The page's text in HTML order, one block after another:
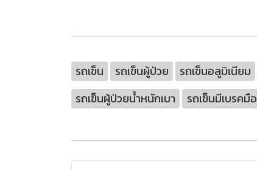
รถเข็น รถเข็นผู้ป่วย รถเข็นอลูมิเนียม
รถเข็นผู้ป่วยน้ำหนักเบา
รถเข็นมีเบรคมือ